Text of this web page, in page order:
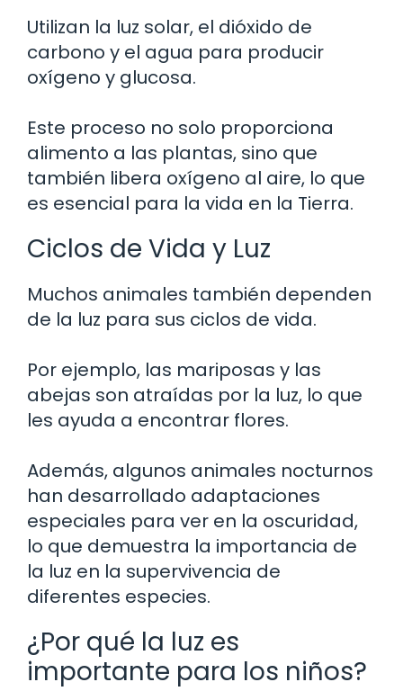
Utilizan la luz solar, el dióxido de
carbono y el agua para producir
oxígeno y glucosa.
Este proceso no solo proporciona
alimento a las plantas, sino que
también libera oxígeno al aire, lo que
es esencial para la vida en la Tierra.
Ciclos de Vida y Luz
Muchos animales también dependen
de la luz para sus ciclos de vida.
Por ejemplo, las mariposas y las
abejas son atraídas por la luz, lo que
les ayuda a encontrar flores.
Además, algunos animales nocturnos
han desarrollado adaptaciones
especiales para ver en la oscuridad,
lo que demuestra la importancia de
la luz en la supervivencia de
diferentes especies.
¿Por qué la luz es
importante para los niños?